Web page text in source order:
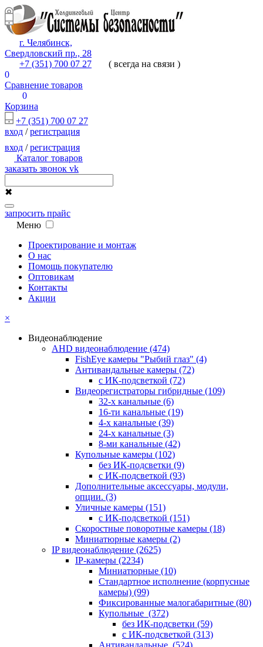
г. Челябинск,
Свердловский пр., 28
+7 (351) 700 07 27
( всегда на связи )
0
Сравнение товаров
0
Корзина
+7 (351) 700 07 27
вход /регистрация
вход /регистрация
Каталог товаров
заказать звонок vk
✖
запросить прайс
Меню
Проектирование и монтаж
О нас
Помощь покупателю
Оптовикам
Контакты
Акции
×
Видеонаблюдение
AHD видеонаблюдение (474)
FishEye камеры "Рыбий глаз" (4)
Антивандальные камеры (72)
с ИК-подсветкой (72)
Видеорегистраторы гибридные (109)
32-х канальные (6)
16-ти канальные (19)
4-х канальные (39)
24-х канальные (3)
8-ми канальные (42)
Купольные камеры (102)
без ИК-подсветки (9)
с ИК-подсветкой (93)
Дополнительные аксессуары, модули,
опции. (3)
Уличные камеры (151)
с ИК-подсветкой (151)
Скоростные поворотные камеры (18)
Миниатюрные камеры (2)
IP видеонаблюдение (2625)
IP-камеры (2234)
Миниатюрные (10)
Стандартное исполнение (корпусные
камеры) (99)
Фиксированные малогабаритные (80)
Купольные (372)
без ИК-подсветки (59)
с ИК-подсветкой (313)
Антивандальные (524)